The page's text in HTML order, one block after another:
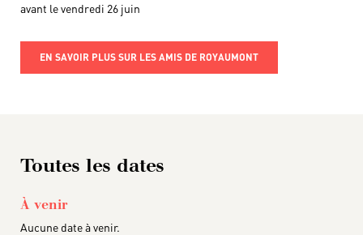
avant le vendredi 26 juin
EN SAVOIR PLUS SUR LES AMIS DE ROYAUMONT
Toutes les dates
À venir
Aucune date à venir.